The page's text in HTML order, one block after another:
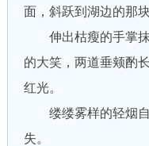
面，斜跃到湖边的那
伸出枯瘦的手掌抹
的大笑，两道垂颊酌
红光。
缕缕雾样的轻烟自
失。